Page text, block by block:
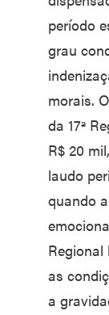
período
grau
morais.
da 17ª
R$ 20
laudo
quando
as
a